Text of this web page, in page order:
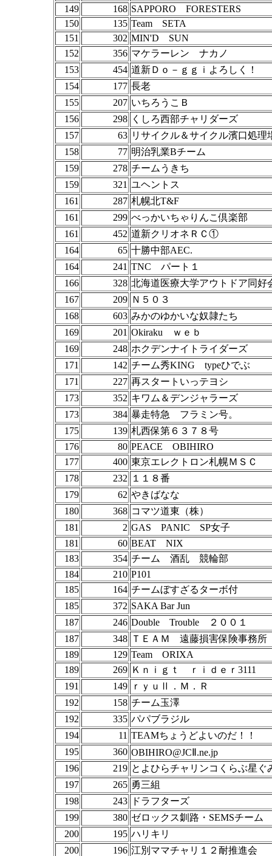
149
168 SAPPORO FORESTERS
150
135 Team SETA
151
302 MIN'D SUN
152
356 マケラーレン ナカノ
153
454 道新Ｄｏ－ｇｇｉよろしく！
154
177 長老
155
207 いちろうこＢ
156
298 くしろ西部チャリダーズ
157
63 リサイクル＆サイクル濱口処理
158
77 明治乳業Bチーム
159
278 チームうきち
159
321 ユヘントス
161
287 札幌北T&F
161
299 べっかいちゃりんこ倶楽部
161
452 道新クリオネＲＣ①
164
65 十勝中部AEC.
164
241 TNC パート１
166
328 北海道医療大学アウトドア同好
167
209 Ｎ５０３
168
603 みかのゆかいな奴隷たち
169
201 Okiraku ｗｅｂ
169
248 ホクデンナイトライダーズ
171
142 チーム秀KING typeひでぶ
171
227 再スタートいっテヨシ
173
352 キワム＆デンジャラーズ
173
384 暴走特急 フラミン号。
175
139 札西保第６３７８号
176
80 PEACE OBIHIRO
177
400 東京エレクトロン札幌ＭＳＣ
178
232
１１８番
179
62 やきばなな
180
368 コマツ道東（株）
181
2 GAS PANIC SP女子
181
60 BEAT NIX
183
354 チーム 酒乱 競輪部
184
210 P101
185
164 チームぼすざるターボ付
185
372 SAKA Bar Jun
187
246 Double Trouble ２００１
187
348 ＴＥＡＭ 遠藤損害保険事務所
189
129 Team ORIXA
189
269 Ｋｎｉｇｔ ｒｉｄｅｒ3111
191
149
ｒｙｕⅡ．Ｍ．Ｒ
192
158 チーム玉澤
192
335 パパブラジル
194
11 TEAMちょうどよいのだ！！
195
360 OBIHIRO@JCⅡ.ne.jp
196
219 とよひらチャリンコくらぶ星ぐ
197
265 勇三組
198
243
ドラフターズ
199
380 ゼロックス釧路・SEMSチーム
200
195 ハリキリ
200
196 江別ママチャリ１２耐推進会